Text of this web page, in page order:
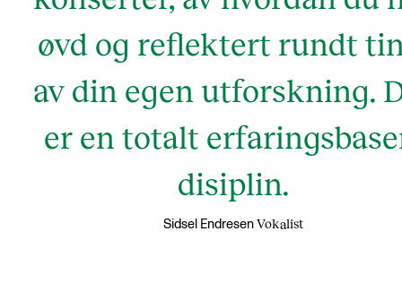
øvd og reflektert rundt
av din egen utforskning.
er en totalt
disiplin.
Sidsel Endresen Vokalist